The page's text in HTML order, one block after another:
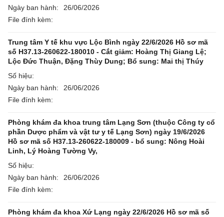
Ngày ban hành:
26/06/2026
File đính kèm:
Trung tâm Y tế khu vực Lộc Bình ngày 22/6/2026 Hồ sơ mã
số H37.13-260622-180010 - Cắt giảm: Hoàng Thị Giang Lệ;
Lộc Đức Thuận, Đặng Thùy Dung; Bổ sung: Mai thị Thúy
Số hiệu:
Ngày ban hành:
26/06/2026
File đính kèm:
Phòng khám đa khoa trung tâm Lạng Sơn (thuộc Công ty cổ
phần Dược phẩm và vật tư y tế Lạng Sơn) ngày 19/6/2026
Hồ sơ mã số H37.13-260622-180009 - bổ sung: Nông Hoài
Linh, Lý Hoàng Tường Vy,
Số hiệu:
Ngày ban hành:
26/06/2026
File đính kèm:
Phòng khám đa khoa Xứ Lạng ngày 22/6/2026 Hồ sơ mã số